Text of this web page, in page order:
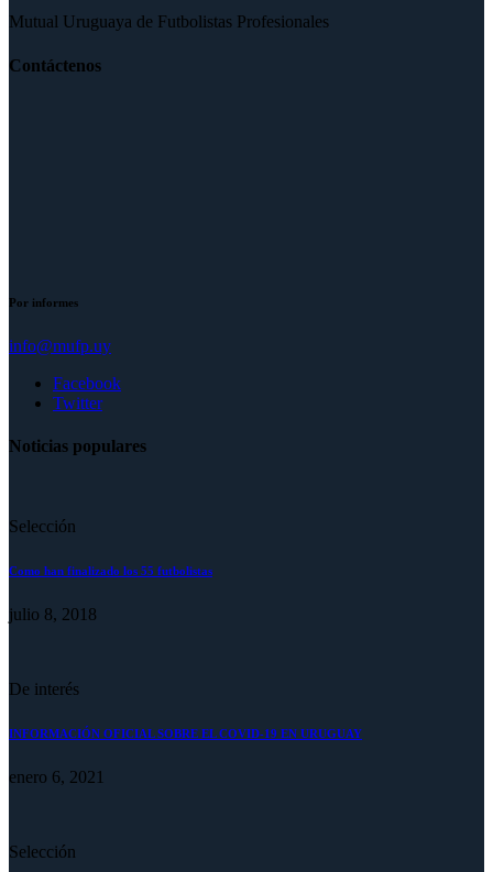
Mutual Uruguaya de Futbolistas Profesionales
Contáctenos
Por informes
info@mufp.uy
Facebook
Twitter
Noticias populares
Selección
Como han finalizado los 55 futbolistas
julio 8, 2018
De interés
INFORMACIÓN OFICIAL SOBRE EL COVID-19 EN URUGUAY
enero 6, 2021
Selección